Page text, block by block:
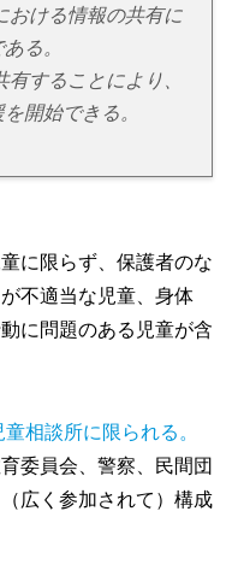
ける情報の共有に
る。
することにより、
開始できる。
に限らず、保護者のな
不適当な児童、身体
に問題のある児童が含
相談所に限られる。
委員会、警察、民間団
広く参加されて）構成